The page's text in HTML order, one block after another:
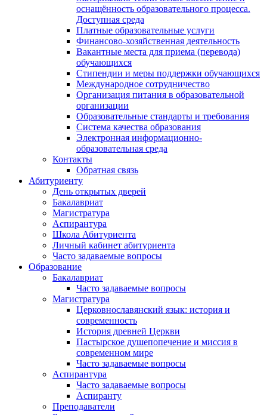
оснащённость образовательного процесса.
Доступная среда
Платные образовательные услуги
Финансово-хозяйственная деятельность
Вакантные места для приема (перевода)
обучающихся
Стипендии и меры поддержки обучающихся
Международное сотрудничество
Организация питания в образовательной
организации
Образовательные стандарты и требования
Система качества образования
Электронная информационно-
образовательная среда
Контакты
Обратная связь
Абитуриенту
День открытых дверей
Бакалавриат
Магистратура
Аспирантура
Школа Абитуриента
Личный кабинет абитуриента
Часто задаваемые вопросы
Образование
Бакалавриат
Часто задаваемые вопросы
Магистратура
Церковнославянский язык: история и
современность
История древней Церкви
Пастырское душепопечение и миссия в
современном мире
Часто задаваемые вопросы
Аспирантура
Часто задаваемые вопросы
Аспиранту
Преподаватели